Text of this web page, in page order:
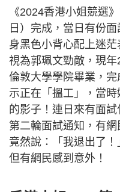
《2024香港小姐競選
日）完成，當日有份
身黑色小背心配上迷
視為郭珮文勁敵，現
倫敦大學學院畢業，
示正在「搵工」，當
的影子！連日來有面
第二輪面試通知，有
竟然說：「我退出了！
但有網民感到意外！